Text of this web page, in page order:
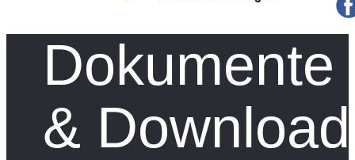
Dokumente
&